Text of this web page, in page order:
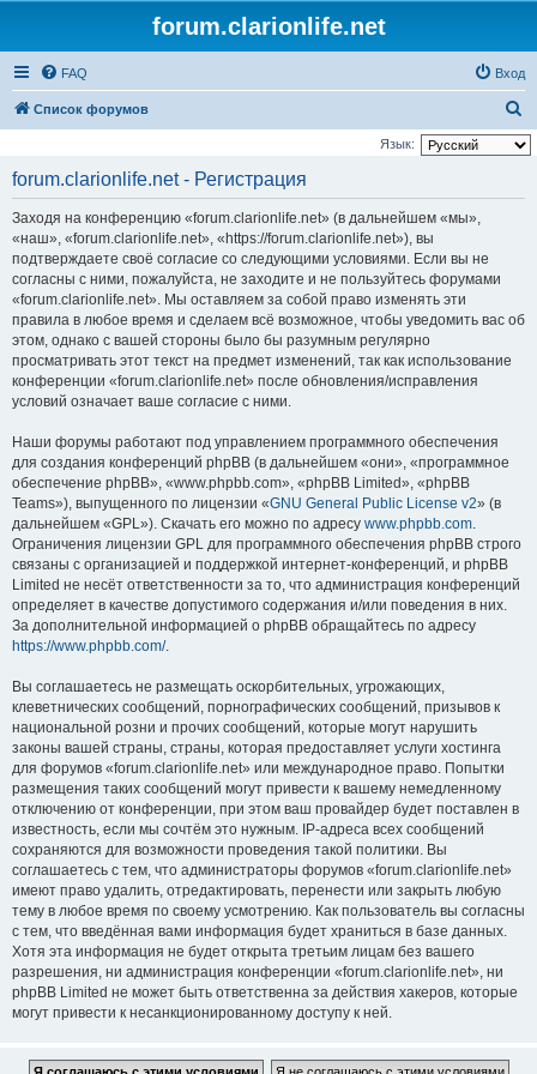
forum.clarionlife.net
FAQ Вход
Список форумов
о
Язык:
forum.clarionlife.net - Регистрация
Заходя на конференцию «forum.clarionlife.net» (в дальнейшем «мы»,
«наш», «forum.clarionlife.net», «https://forum.clarionlife.net»), вы
подтверждаете своё согласие со следующими условиями. Если вы не
согласны с ними, пожалуйста, не заходите и не пользуйтесь форумами
«forum.clarionlife.net». Мы оставляем за собой право изменять эти
правила в любое время и сделаем всё возможное, чтобы уведомить вас об
этом, однако с вашей стороны было бы разумным регулярно
просматривать этот текст на предмет изменений, так как использование
конференции «forum.clarionlife.net» после обновления/исправления
условий означает ваше согласие с ними.
Наши форумы работают под управлением программного обеспечения
для создания конференций phpBB (в дальнейшем «они», «программное
обеспечение phpBB», «www.phpbb.com», «phpBB Limited», «phpBB
Teams»), выпущенного по лицензии «GNU General Public License v2» (в
дальнейшем «GPL»). Скачать его можно по адресу www.phpbb.com.
Ограничения лицензии GPL для программного обеспечения phpBB строго
связаны с организацией и поддержкой интернет-конференций, и phpBB
Limited не несёт ответственности за то, что администрация конференций
определяет в качестве допустимого содержания и/или поведения в них.
За дополнительной информацией о phpBB обращайтесь по адресу
https://www.phpbb.com/.
Вы соглашаетесь не размещать оскорбительных, угрожающих,
клеветнических сообщений, порнографических сообщений, призывов к
национальной розни и прочих сообщений, которые могут нарушить
законы вашей страны, страны, которая предоставляет услуги хостинга
для форумов «forum.clarionlife.net» или международное право. Попытки
размещения таких сообщений могут привести к вашему немедленному
отключению от конференции, при этом ваш провайдер будет поставлен в
известность, если мы сочтём это нужным. IP-адреса всех сообщений
сохраняются для возможности проведения такой политики. Вы
соглашаетесь с тем, что администраторы форумов «forum.clarionlife.net»
имеют право удалить, отредактировать, перенести или закрыть любую
тему в любое время по своему усмотрению. Как пользователь вы согласны
с тем, что введённая вами информация будет храниться в базе данных.
Хотя эта информация не будет открыта третьим лицам без вашего
разрешения, ни администрация конференции «forum.clarionlife.net», ни
phpBB Limited не может быть ответственна за действия хакеров, которые
могут привести к несанкционированному доступу к ней.